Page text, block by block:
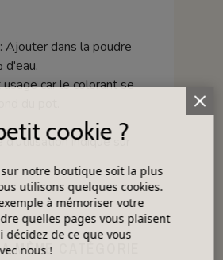
Ajouter dans la poudre
d'eau.
car le colorant se
d'utilisation indiqué sur
MÊME CATÉGORIE
cookie ?
notre boutique soit la plus
utilisons quelques cookies.
à mémoriser votre
quelles pages vous plaisent
décidez de ce que vous
nous !